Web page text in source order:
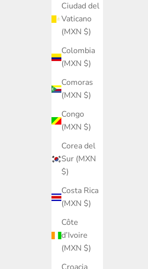
Ciudad del
Vaticano
(MXN $)
Colombia
(MXN $)
Comoras
(MXN $)
Congo
(MXN $)
Corea del
Sur (MXN
$)
Costa Rica
(MXN $)
Côte
d’Ivoire
(MXN $)